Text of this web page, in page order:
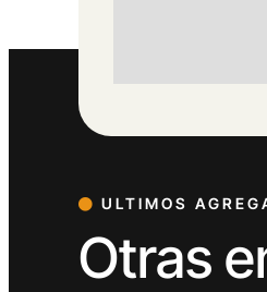
ULTIMOS
Otras